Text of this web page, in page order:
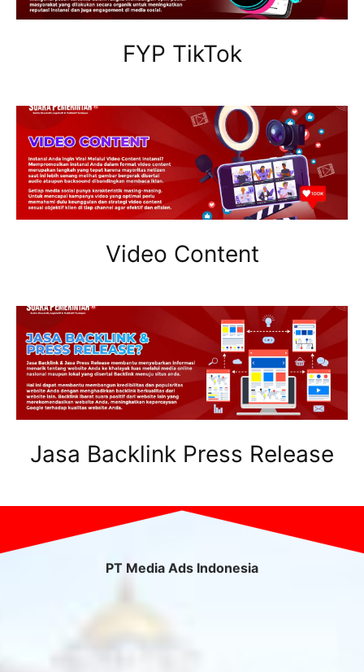
FYP TikTok
Video Content
Jasa Backlink Press Release
PT Media Ads Indonesia